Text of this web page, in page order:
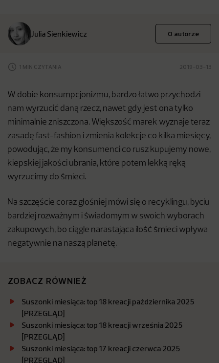
Julia Sienkiewicz O autorze
1 MIN CZYTANIA 2019-03-13
W dobie konsumpcjonizmu, bardzo łatwo przychodzi
nam wyrzucić daną rzecz, nawet gdy jest ona tylko
minimalnie zniszczona. Większość marek wyznaje teraz
zasadę fast-fashion i zmienia kolekcje co kilka miesięcy,
powodując, że my konsumenci co rusz kupujemy nowe,
kiepskiej jakości ubrania, które potem lekką ręką
wyrzucimy do śmieci.
Na szczęście coraz głośniej mówi się o recyklingu, byciu
bardziej rozważnym i świadomym w swoich wyborach
zakupowych, bo ciągle narastająca ilość śmieci wpływa
negatywnie na naszą planetę.
ZOBACZ RÓWNIEŻ
Suszonki miesiąca: top 18 kreacji października 2025
[PRZEGLĄD]
Suszonki miesiąca: top 18 kreacji września 2025
[PRZEGLĄD]
Suszonki miesiąca: top 17 kreacji czerwca 2025
[PRZEGLĄD]